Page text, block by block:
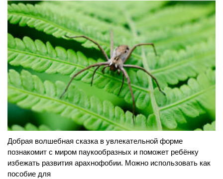
Добрая волшебная сказка в увлекательной форме
познакомит с миром паукообразных и поможет ребёнку
избежать развития арахнофобии. Можно использовать как
пособие для